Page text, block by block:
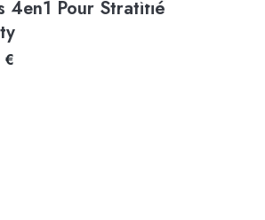
4en1 Pour Stratifié
€